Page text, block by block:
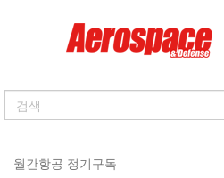
월간항공 정기구독